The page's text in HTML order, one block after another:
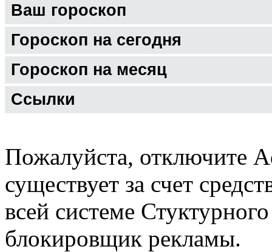
Ваш гороскоп
Гороскоп на сегодня
Гороскоп на месяц
Ссылки
Пожалуйста, отключите
существует за счет
всей системе
блокировщик рекламы.